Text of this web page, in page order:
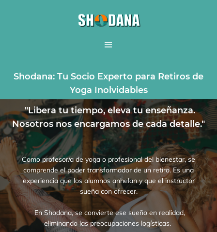
Shodana: Tu Socio Experto para Retiros de
Yoga Inolvidables
"Libera tu tiempo, eleva tu enseñanza.
Nosotros nos encargamos de cada detalle."
Como profesor/a de yoga o profesional del bienestar, se
comprende el poder transformador de un retiro. Es una
experiencia que los alumnos anhelan y que el instructor
sueña con ofrecer.
En Shodana, se convierte ese sueño en realidad,
eliminando las preocupaciones logísticas.